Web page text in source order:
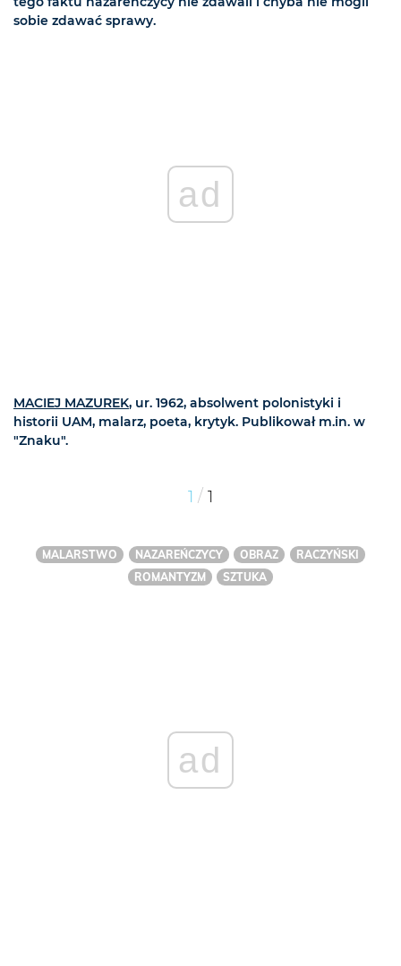
sobie zdawać sprawy.
ad
MACIEJ MAZUREK, ur. 1962, absolwent polonistyki i
historii UAM, malarz, poeta, krytyk. Publikował m.in. w
"Znaku".
1 / 1
MALARSTWO NAZAREŃCZYCY OBRAZ
RACZYŃSKI
ROMANTYZM
SZTUKA
ad